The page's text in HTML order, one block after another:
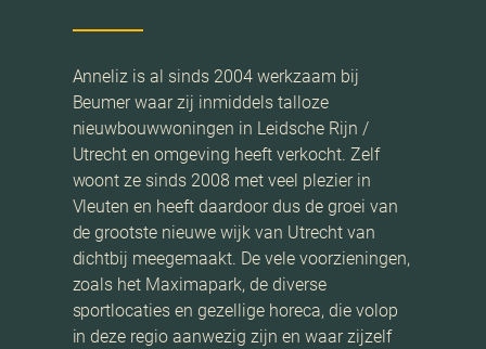
Anneliz is al sinds 2004 werkzaam bij
Beumer waar zij inmiddels talloze
nieuwbouwwoningen in Leidsche Rijn /
Utrecht en omgeving heeft verkocht. Zelf
woont ze sinds 2008 met veel plezier in
Vleuten en heeft daardoor dus de groei van
de grootste nieuwe wijk van Utrecht van
dichtbij meegemaakt. De vele voorzieningen,
zoals het Maximapark, de diverse
sportlocaties en gezellige horeca, die volop
in deze regio aanwezig zijn en waar zijzelf